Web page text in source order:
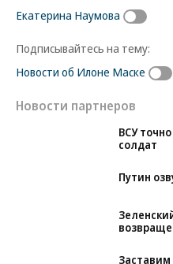
Екатерина Наумова
Подписывайтесь на тему:
Новости об Илоне Маске
Новости партнеров
ВСУ
солдат